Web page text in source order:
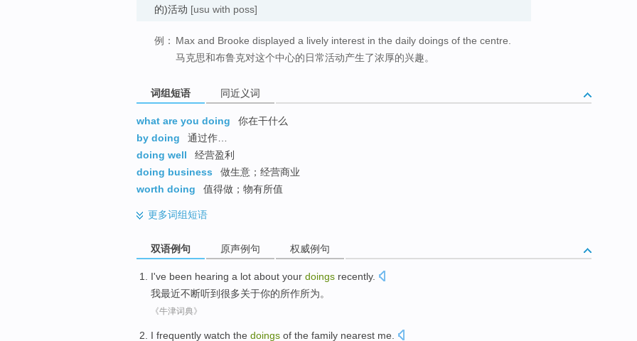
的)活动 [usu with poss]
例： Max and Brooke displayed a lively interest in the daily doings of the centre.
马克思和布鲁克对这个中心的日常活动产生了浓厚的兴趣。
词组短语 同近义词
what are you doing
你在干什么
by doing
通过作…
doing well
经营盈利
doing business
做生意；经营商业
worth doing
值得做；物有所值
更多词组短语
双语例句 原声例句 权威例句
I've been hearing a lot about your doings recently.
我最近不断听到很多关于你的所作所为。
《牛津词典》
I frequently watch the doings of the family nearest me.